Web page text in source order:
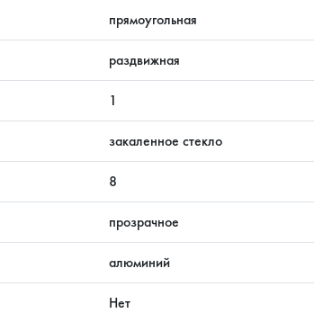
прямоугольная
раздвижная
1
закаленное стекло
8
прозрачное
алюминий
Нет